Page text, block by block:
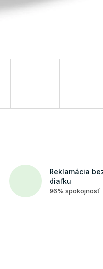
Reklamácia
diaľku
96% spokojnosť